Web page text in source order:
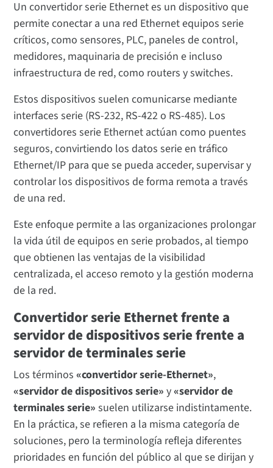
Un convertidor serie Ethernet es un dispositivo que
permite conectar a una red Ethernet equipos serie
críticos, como sensores, PLC, paneles de control,
medidores, maquinaria de precisión e incluso
infraestructura de red, como routers y switches.
Estos dispositivos suelen comunicarse mediante
interfaces serie (RS-232, RS-422 o RS-485). Los
convertidores serie Ethernet actúan como puentes
seguros, convirtiendo los datos serie en tráfico
Ethernet/IP para que se pueda acceder, supervisar y
controlar los dispositivos de forma remota a través
de una red.
Este enfoque permite a las organizaciones prolongar
la vida útil de equipos en serie probados, al tiempo
que obtienen las ventajas de la visibilidad
centralizada, el acceso remoto y la gestión moderna
de la red.
Convertidor serie Ethernet frente a
servidor de dispositivos serie frente a
servidor de terminales serie
Los términos«convertidor serie-Ethernet»,
«servidor de dispositivos serie» y«servidor de
terminales serie» suelen utilizarse indistintamente.
En la práctica, se refieren a la misma categoría de
soluciones, pero la terminología refleja diferentes
prioridades en función del público al que se dirijan y